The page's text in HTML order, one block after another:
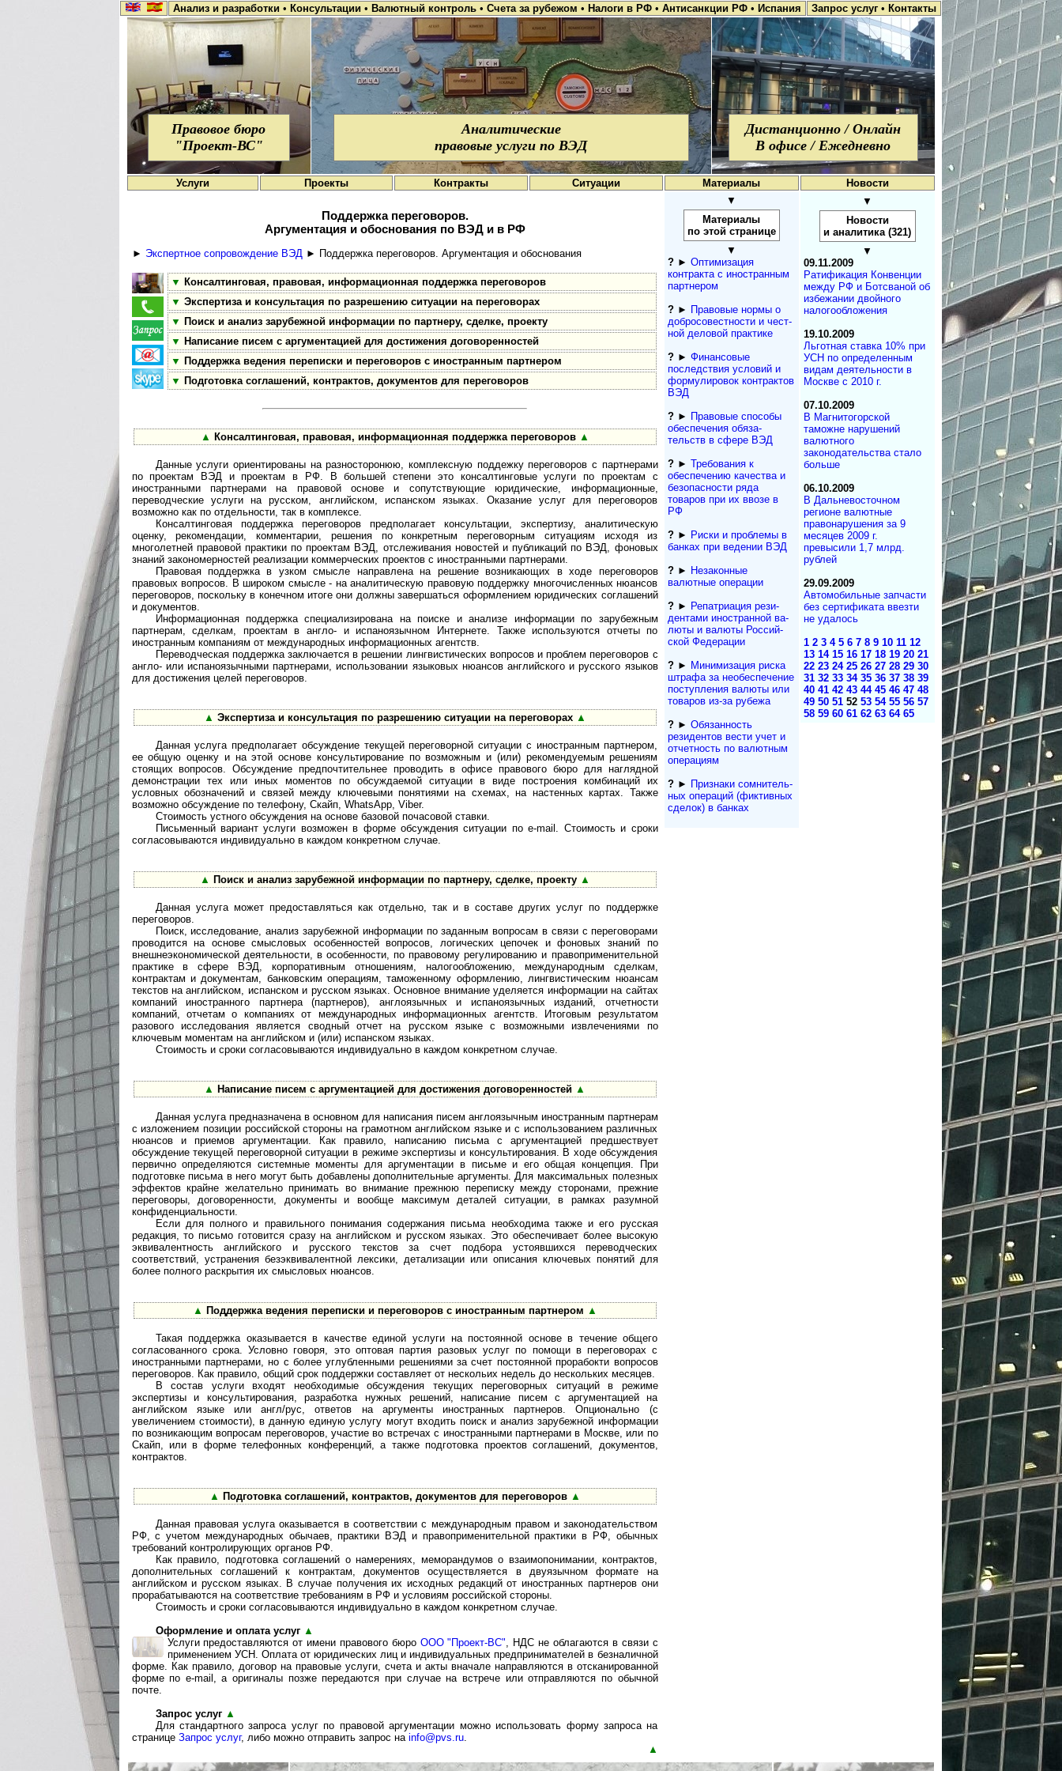
Анализ и разработки • Консультации • Валютный контроль • Счета за рубежом • Налоги в РФ • Антисанкции РФ • Испания Запрос услуг • Контакты
Правовое бюро
"Проект-ВС"
Аналитические
правовые услуги по ВЭД
Дистанционно / Онлайн
В офисе / Ежедневно
Услуги Проекты Контракты Ситуации Материалы Новости
Поддержка переговоров.
Аргументация и обоснования по ВЭД и в РФ
► Экспертное сопровождение ВЭД ► Поддержка переговоров. Аргументация и обоснования
▼ Консалтинговая, правовая, информационная поддержка переговоров
▼ Экспертиза и консультация по разрешению ситуации на переговорах
▼ Поиск и анализ зарубежной информации по партнеру, сделке, проекту
▼ Написание писем с аргументацией для достижения договоренностей
▼ Поддержка ведения переписки и переговоров с иностранным партнером
▼ Подготовка соглашений, контрактов, документов для переговоров
▲ Консалтинговая, правовая, информационная поддержка переговоров ▲
Данные услуги ориентированы на разносторонюю, комплексную поддежку переговоров с партнерами
по проектам ВЭД и проектам в РФ. В большей степени это консалтинговые услуги по проектам с
иностранными партнерами на правовой основе и сопутствующие юридические, информационные,
переводческие услуги на русском, английском, испанском языках. Оказание услуг для переговоров
возможно как по отдельности, так в комплексе.
Консалтинговая поддержка переговоров предполагает консультации, экспертизу, аналитическую
оценку, рекомендации, комментарии, решения по конкретным переговорным ситуациям исходя из
многолетней правовой практики по проектам ВЭД, отслеживания новостей и публикаций по ВЭД, фоновых
знаний закономерностей реализации коммерческих проектов с иностранными партнерами.
Правовая поддержка в узком смысле направлена на решение возникающих в ходе переговоров
правовых вопросов. В широком смысле - на аналитическую правовую поддержку многочисленных нюансов
переговоров, поскольку в конечном итоге они должны завершаться оформлением юридических соглашений
и документов.
Информационная поддержка специализирована на поиске и анализе информации по зарубежным
партнерам, сделкам, проектам в англо- и испаноязычном Интернете. Также используются отчеты по
иностранным компаниям от международных информационных агентств.
Переводческая поддержка заключается в решении лингвистических вопросов и проблем переговоров с
англо- или испаноязычными партнерами, использовании языковых нюансов английского и русского языков
для достижения целей переговоров.
▲ Экспертиза и консультация по разрешению ситуации на переговорах ▲
Данная услуга предполагает обсуждение текущей переговорной ситуации с иностранным партнером,
ее общую оценку и на этой основе консультирование по возможным и (или) рекомендуемым решениям
стоящих вопросов. Обсуждение предпочтительнее проводить в офисе правового бюро для наглядной
демонстрации тех или иных моментов по обсуждаемой ситуации в виде построения комбинаций их
условных обозначений и связей между ключевыми понятиями на схемах, на настенных картах. Также
возможно обсуждение по телефону, Скайп, WhatsApp, Viber.
Стоимость устного обсуждения на основе базовой почасовой ставки.
Письменный вариант услуги возможен в форме обсуждения ситуации по e-mail. Стоимость и сроки
согласовываются индивидуально в каждом конкретном случае.
▲ Поиск и анализ зарубежной информации по партнеру, сделке, проекту ▲
Данная услуга может предоставляться как отдельно, так и в составе других услуг по поддержке
переговоров.
Поиск, исследование, анализ зарубежной информации по заданным вопросам в связи с переговорами
проводится на основе смысловых особенностей вопросов, логических цепочек и фоновых знаний по
внешнеэкономической деятельности, в особенности, по правовому регулированию и правоприменительной
практике в сфере ВЭД, корпоративным отношениям, налогообложению, международным сделкам,
контрактам и документам, банковским операциям, таможенному оформлению, лингвистическим нюансам
текстов на английском, испанском и русском языках. Основное внимание уделяется информации на сайтах
компаний иностранного партнера (партнеров), англоязычных и испаноязычных изданий, отчетности
компаний, отчетам о компаниях от международных информационных агентств. Итоговым результатом
разового исследования является сводный отчет на русском языке с возможными извлечениями по
ключевым моментам на английском и (или) испанском языках.
Стоимость и сроки согласовываются индивидуально в каждом конкретном случае.
▲ Написание писем с аргументацией для достижения договоренностей ▲
Данная услуга предназначена в основном для написания писем англоязычным иностранным партнерам
с изложением позиции российской стороны на грамотном английском языке и с использованием различных
нюансов и приемов аргументации. Как правило, написанию письма с аргументацией предшествует
обсуждение текущей переговорной ситуации в режиме экспертизы и консультирования. В ходе обсуждения
первично определяются системные моменты для аргументации в письме и его общая концепция. При
подготовке письма в него могут быть добавлены дополнительные аргументы. Для максимальных полезных
эффектов крайне желательно принимать во внимание прежнюю переписку между сторонами, прежние
переговоры, договоренности, документы и вообще максимум деталей ситуации, в рамках разумной
конфиденциальности.
Если для полного и правильного понимания содержания письма необходима также и его русская
редакция, то письмо готовится сразу на английском и русском языках. Это обеспечивает более высокую
эквивалентность английского и русского текстов за счет подбора устоявшихся переводческих
соответствий, устранения безэквивалентной лексики, детализации или описания ключевых понятий для
более полного раскрытия их смысловых нюансов.
▲ Поддержка ведения переписки и переговоров с иностранным партнером ▲
Такая поддержка оказывается в качестве единой услуги на постоянной основе в течение общего
согласованного срока. Условно говоря, это оптовая партия разовых услуг по помощи в переговорах с
иностранными партнерами, но с более углубленными решениями за счет постоянной прорабокти вопросов
переговоров. Как правило, общий срок поддержки составляет от нескольих недель до нескольких месяцев.
В состав услуги входят необходимые обсуждения текущих переговорных ситуаций в режиме
экспертизы и консультирования, разработка нужных решений, написание писем с аргументацией на
английском языке или англ/рус, ответов на аргументы иностранных партнеров. Опционально (с
увеличением стоимости), в данную единую услугу могут входить поиск и анализ зарубежной информации
по возникающим вопросам переговоров, участие во встречах с иностранными партнерами в Москве, или по
Скайп, или в форме телефонных конференций, а также подготовка проектов соглашений, документов,
контрактов.
▲ Подготовка соглашений, контрактов, документов для переговоров ▲
Данная правовая услуга оказывается в соответствии с международным правом и законодательством
РФ, с учетом международных обычаев, практики ВЭД и правоприменительной практики в РФ, обычных
требований контролирующих органов РФ.
Как правило, подготовка соглашений о намерениях, меморандумов о взаимопонимании, контрактов,
дополнительных соглашений к контрактам, документов осуществляется в двуязычном формате на
английском и русском языках. В случае получения их исходных редакций от иностранных партнеров они
прорабатываются на соответствие требованиям в РФ и условиям российской стороны.
Стоимость и сроки согласовываются индивидуально в каждом конкретном случае.
Оформление и оплата услуг ▲
Услуги предоставляются от имени правового бюро ООО "Проект-ВС" , НДС не облагаются в связи с
применением УСН. Оплата от юридических лиц и индивидуальных предпринимателей в безналичной
форме. Как правило, договор на правовые услуги, счета и акты вначале направляются в отсканированной
форме по e-mail, а оригиналы позже передаются при случае на встрече или отправляются по обычной
почте.
Запрос услуг ▲
Для стандартного запроса услуг по правовой аргументации можно использовать форму запроса на
странице Запрос услуг, либо можно отправить запрос на info@pvs.ru.
▲
▼
Материалы
по этой странице
▼
?► Оптимизация
контракта с иностранным
партнером
?► Правовые нормы о
добросовестности и чест­
ной деловой практике
?► Финансовые
последствия условий и
формулировок контрактов
ВЭД
?► Правовые способы
обеспечения обяза­
тельств в сфере ВЭД
?► Требования к
обеспечению качества и
безопасности ряда
товаров при их ввозе в
РФ
?► Риски и проблемы в
банках при ведении ВЭД
?► Незаконные
валютные операции
?► Репатриация ре­зи­
ден­та­ми иностранной ва­
лю­ты и валюты Рос­сий­
ской Федерации
?► Минимизация риска
штрафа за не­обес­пе­че­ние
поступления валюты или
товаров из-за рубежа
?► Обязанность
резиден­тов вести учет и
отчетность по валютным
операциям
?► Признаки сомнитель­
ных операций (фиктивных
сделок) в банках
▼
Новости
и аналитика (321)
▼
09.11.2009
Ратификация Конвенции
между РФ и Ботсваной об
избежании двойного
налогообложения
19.10.2009
Льготная ставка 10% при
УСН по определенным
видам деятельности в
Москве с 2010 г.
07.10.2009
В Магнитогорской
таможне нарушений
валютного
законодательства стало
больше
06.10.2009
В Дальневосточном
регионе валютные
правонарушения за 9
месяцев 2009 г.
превысили 1,7 млрд.
рублей
29.09.2009
Автомобильные запчасти
без сертификата ввезти
не удалось
1 2 3 4 5 6 7 8 9 10 11 12
13 14 15 16 17 18 19 20 21
22 23 24 25 26 27 28 29 30
31 32 33 34 35 36 37 38 39
40 41 42 43 44 45 46 47 48
49 50 51 52 53 54 55 56 57
58 59 60 61 62 63 64 65